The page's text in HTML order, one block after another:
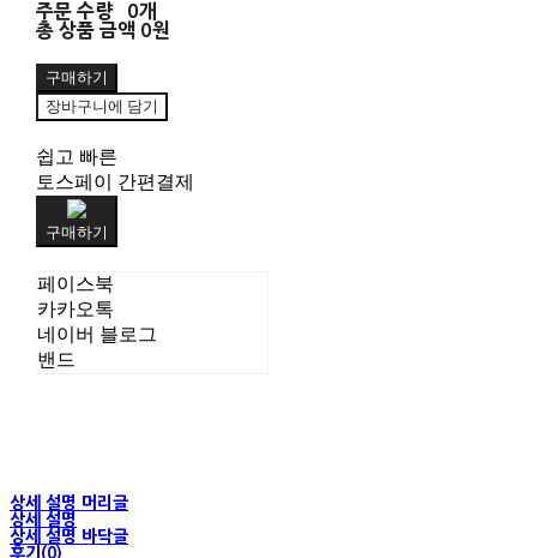
주문 수량
0개
총 상품 금액 0원
구매하기
장바구니에 담기
쉽고 빠른
토스페이 간편결제
구매하기
페이스북
카카오톡
네이버 블로그
밴드
상세 설명 머리글
상세 설명
상세 설명 바닥글
후기(0)